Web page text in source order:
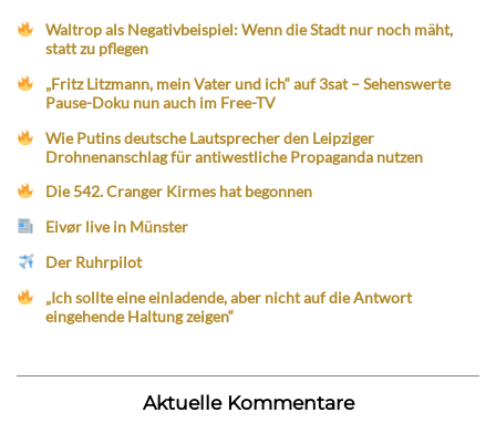
Waltrop als Negativbeispiel: Wenn die Stadt nur noch mäht,
statt zu pflegen
„Fritz Litzmann, mein Vater und ich“ auf 3sat – Sehenswerte
Pause-Doku nun auch im Free-TV
Wie Putins deutsche Lautsprecher den Leipziger
Drohnenanschlag für antiwestliche Propaganda nutzen
Die 542. Cranger Kirmes hat begonnen
Eivør live in Münster
Der Ruhrpilot
„Ich sollte eine einladende, aber nicht auf die Antwort
eingehende Haltung zeigen“
Aktuelle Kommentare